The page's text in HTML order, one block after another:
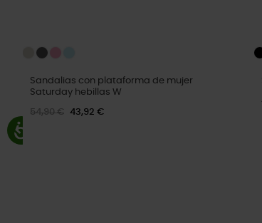
Sandalias con plataforma de mujer
Saturday hebillas W
54,90 € 43,92 €